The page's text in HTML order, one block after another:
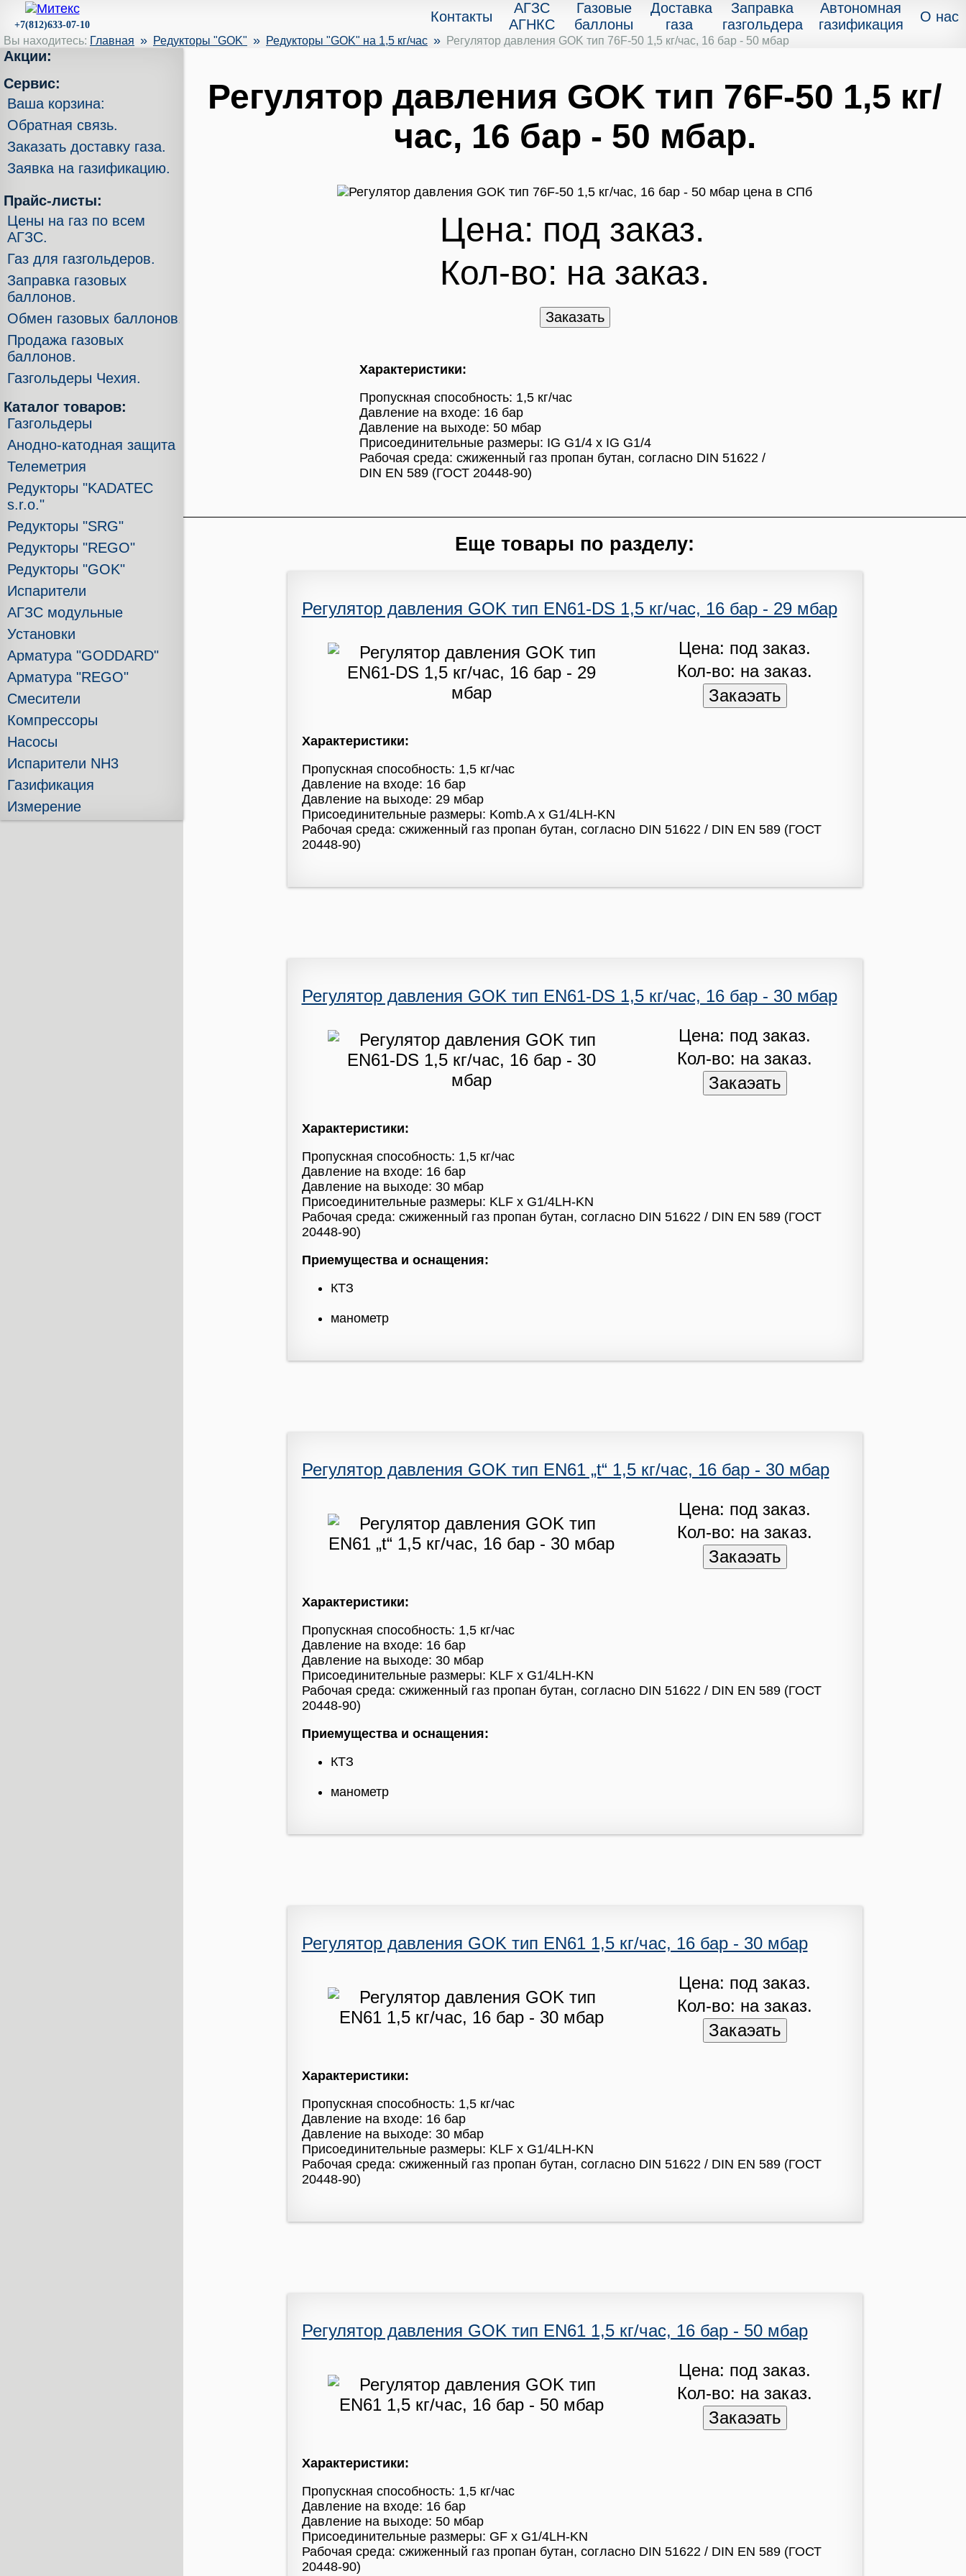
+7(812)633-07-10
Контакты
АГЗС
АГНКС
Газовые
баллоны
Доставка
газа
Заправка
газгольдера
Автономная
газификация
О нас
Вы находитесь: Главная » Редукторы "GOK" » Редукторы "GOK" на 1,5 кг/час » Регулятор давления GOK тип 76F-50 1,5 кг/час, 16 бар - 50 мбар
Регулятор давления GOK тип 76F-50 1,5 кг/
час, 16 бар - 50 мбар.
Цена: под заказ.
Кол-во: на заказ.
Характеристики:
Пропускная способность: 1,5 кг/час
Давление на входе: 16 бар
Давление на выходе: 50 мбар
Присоединительные размеры: IG G1/4 x IG G1/4
Рабочая среда: сжиженный газ пропан бутан, согласно DIN 51622 /
DIN EN 589 (ГОСТ 20448-90)
Еще товары по разделу:
Регулятор давления GOK тип EN61-DS 1,5 кг/час, 16 бар - 29 мбар
Цена: под заказ.
Кол-во: на заказ.
Характеристики:
Пропускная способность: 1,5 кг/час
Давление на входе: 16 бар
Давление на выходе: 29 мбар
Присоединительные размеры: Komb.A x G1/4LH-KN
Рабочая среда: сжиженный газ пропан бутан, согласно DIN 51622 / DIN EN 589 (ГОСТ
20448-90)
Регулятор давления GOK тип EN61-DS 1,5 кг/час, 16 бар - 30 мбар
Цена: под заказ.
Кол-во: на заказ.
Характеристики:
Пропускная способность: 1,5 кг/час
Давление на входе: 16 бар
Давление на выходе: 30 мбар
Присоединительные размеры: KLF x G1/4LH-KN
Рабочая среда: сжиженный газ пропан бутан, согласно DIN 51622 / DIN EN 589 (ГОСТ
20448-90)
Приемущества и оснащения:
КТЗ
манометр
Регулятор давления GOK тип EN61 „t“ 1,5 кг/час, 16 бар - 30 мбар
Цена: под заказ.
Кол-во: на заказ.
Характеристики:
Пропускная способность: 1,5 кг/час
Давление на входе: 16 бар
Давление на выходе: 30 мбар
Присоединительные размеры: KLF x G1/4LH-KN
Рабочая среда: сжиженный газ пропан бутан, согласно DIN 51622 / DIN EN 589 (ГОСТ
20448-90)
Приемущества и оснащения:
КТЗ
манометр
Регулятор давления GOK тип EN61 1,5 кг/час, 16 бар - 30 мбар
Цена: под заказ.
Кол-во: на заказ.
Характеристики:
Пропускная способность: 1,5 кг/час
Давление на входе: 16 бар
Давление на выходе: 30 мбар
Присоединительные размеры: KLF x G1/4LH-KN
Рабочая среда: сжиженный газ пропан бутан, согласно DIN 51622 / DIN EN 589 (ГОСТ
20448-90)
Регулятор давления GOK тип EN61 1,5 кг/час, 16 бар - 50 мбар
Цена: под заказ.
Кол-во: на заказ.
Характеристики:
Пропускная способность: 1,5 кг/час
Давление на входе: 16 бар
Давление на выходе: 50 мбар
Присоединительные размеры: GF x G1/4LH-KN
Рабочая среда: сжиженный газ пропан бутан, согласно DIN 51622 / DIN EN 589 (ГОСТ
20448-90)
Акции:
Сервис:
Ваша корзина:
Обратная связь.
Заказать доставку газа.
Заявка на газификацию.
Прайс-листы:
Цены на газ по всем
АГЗС.
Газ для газгольдеров.
Заправка газовых
баллонов.
Обмен газовых баллонов.
Продажа газовых
баллонов.
Газгольдеры Чехия.
Каталог товаров:
Газгольдеры
Анодно-катодная защита
Телеметрия
Редукторы "KADATEC
s.r.o."
Редукторы "SRG"
Редукторы "REGO"
Редукторы "GOK"
Испарители
АГЗС модульные
Установки
Арматура "GODDARD"
Арматура "REGO"
Смесители
Компрессоры
Насосы
Испарители NH3
Газификация
Измерение